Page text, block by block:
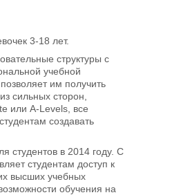
3-18 лет.
структуры с
учебной
им получить
сильных сторон,
или A-Levels, все
создавать
студентов в 2014 году. С
студентам доступ к
высших учебных
обучения на